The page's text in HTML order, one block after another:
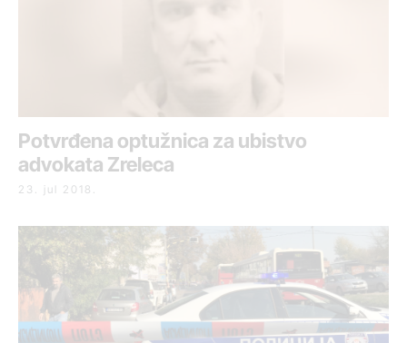
Potvrđena optužnica za ubistvo
advokata Zreleca
23. jul 2018.